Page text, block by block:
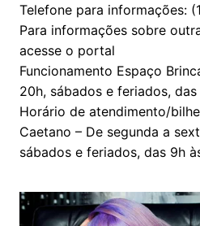
Telefone para informações:
Para informações sobre
acesse o portal
Funcionamento Espaço
20h, sábados e feriados, das
Horário de atendimento/
Caetano – De segunda a
sábados e feriados, das 9h